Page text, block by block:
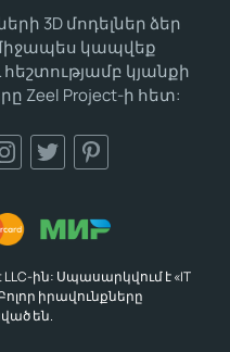
3D մոդելներ ձեր
կապվեք
կյանքի
Zeel Project-ի հետ:
ին: Սպասարկվում է «IT
իրավունքները
են.